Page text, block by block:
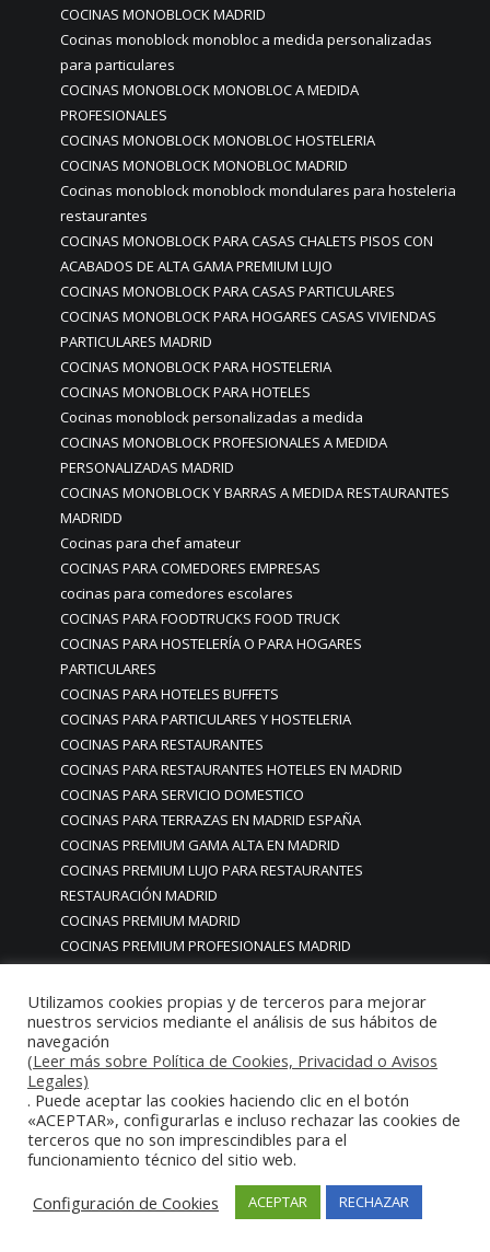
COCINAS MONOBLOCK MADRID
Cocinas monoblock monobloc a medida personalizadas
para particulares
COCINAS MONOBLOCK MONOBLOC A MEDIDA
PROFESIONALES
COCINAS MONOBLOCK MONOBLOC HOSTELERIA
COCINAS MONOBLOCK MONOBLOC MADRID
Cocinas monoblock monoblock mondulares para hosteleria
restaurantes
COCINAS MONOBLOCK PARA CASAS CHALETS PISOS CON
ACABADOS DE ALTA GAMA PREMIUM LUJO
COCINAS MONOBLOCK PARA CASAS PARTICULARES
COCINAS MONOBLOCK PARA HOGARES CASAS VIVIENDAS
PARTICULARES MADRID
COCINAS MONOBLOCK PARA HOSTELERIA
COCINAS MONOBLOCK PARA HOTELES
Cocinas monoblock personalizadas a medida
COCINAS MONOBLOCK PROFESIONALES A MEDIDA
PERSONALIZADAS MADRID
COCINAS MONOBLOCK Y BARRAS A MEDIDA RESTAURANTES
MADRIDD
Cocinas para chef amateur
COCINAS PARA COMEDORES EMPRESAS
cocinas para comedores escolares
COCINAS PARA FOODTRUCKS FOOD TRUCK
COCINAS PARA HOSTELERÍA O PARA HOGARES
PARTICULARES
COCINAS PARA HOTELES BUFFETS
COCINAS PARA PARTICULARES Y HOSTELERIA
COCINAS PARA RESTAURANTES
COCINAS PARA RESTAURANTES HOTELES EN MADRID
COCINAS PARA SERVICIO DOMESTICO
COCINAS PARA TERRAZAS EN MADRID ESPAÑA
COCINAS PREMIUM GAMA ALTA EN MADRID
COCINAS PREMIUM LUJO PARA RESTAURANTES
RESTAURACIÓN MADRID
COCINAS PREMIUM MADRID
COCINAS PREMIUM PROFESIONALES MADRID
COCINAS PROFESIONALES
COCINAS PROFESIONALES • MOBILIARIO • ENCIMERAS •
REVESTIMIENTOS • ESTRUCTURAS • ELEMENTOS
DECORATIVOS ACERO INOXIDABLE
COCINAS PROFESIONALES A MEDIDA PERSONALIZADAS PARA
PARTICULARES
COCINAS PROFESIONALES ACERO INOXIDABLE
COCINAS PROFESIONALES HORECA
COCINAS PROFESIONALES HOSTELERÍA MADRID
Cocinas profesionales industriales monoblock a medida
Utilizamos cookies propias y de terceros para mejorar
nuestros servicios mediante el análisis de sus hábitos de
navegación
(Leer más sobre Política de Cookies, Privacidad o Avisos
Legales)
. Puede aceptar las cookies haciendo clic en el botón
«ACEPTAR», configurarlas e incluso rechazar las cookies de
terceros que no son imprescindibles para el
funcionamiento técnico del sitio web.
Configuración de Cookies
ACEPTAR RECHAZAR